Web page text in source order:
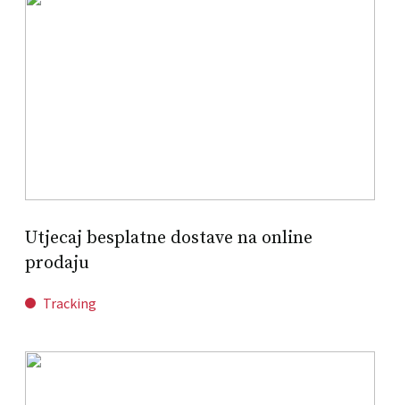
Utjecaj besplatne dostave na online
prodaju
Tracking